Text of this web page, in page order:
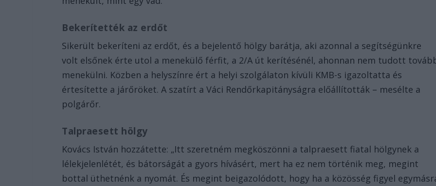
Bekerítették az erdőt
Sikerült bekeríteni az erdőt, és a bejelentő hölgy barátja, aki azonnal a segítségünkre
volt elsőnek érte utol a menekülő férfit, a 2/A út kerítésénél, ahonnan nem tudott
menekülni. Közben a helyszínre ért a helyi szolgálaton kívüli KMB-s igazoltatta és
értesítette a járőröket. A szatírt a Váci Rendőrkapitányságra előállították – mesélte a
polgárőr.
Talpraesett hölgy
Kovács István hozzátette: „Itt szeretném megköszönni a talpraesett fiatal hölgynek a
lélekjelenlétét, és bátorságát a gyors hívásért, mert ha ez nem történik meg, megint
bottal üthetnénk a nyomát. És megint beigazolódott, hogy ha a közösség figyel